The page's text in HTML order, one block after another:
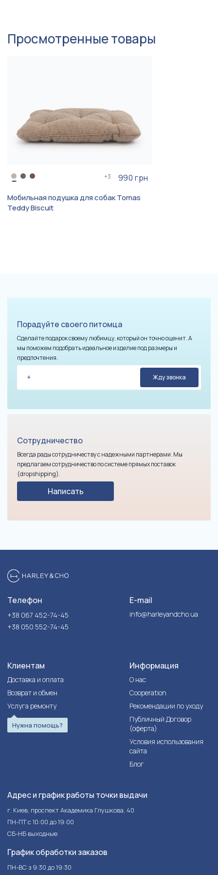
Просмотренные товары
+3 990 грн
Мобильная подушка для собак Tomas
Teddy Biscuit
Порадуйте своего питомца
Сделайте подарок своему любимцу, который он точно оценит. А
мы поможем подобрать идеальное изделие под размеры и
предпочтения.
Сотрудничество
Всегда рады сотрудничеству с надежными партнерами. Мы
предлагаем сотрудничество по системе прямых поставок
(dropshipping).
Написать
Телефон
+38 067 452-74-45
+38 050 552-74-45
E-mail
info@harleyandcho.ua
Клиентам
Доставка и оплата
Возврат и обмен
Услуга ремонту
Нужна помощь?
Информация
О нас
Cooperation
Рекомендации по уходу
Публичный Договор
(оферта)
Условия использования
сайта
Блог
Адрес и график работы точки выдачи
г. Киев, проспект Академика Глушкова, 40
ПН-ПТ с 10:00 до 19:00
СБ-НБ выходные
График обработки заказов
ПН-ВС з 9:30 до 19:30